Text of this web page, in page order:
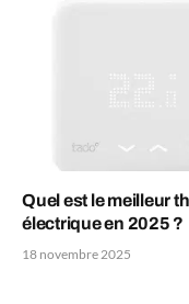
Quel est le meilleur
électrique en 2025 ?
18 novembre 2025